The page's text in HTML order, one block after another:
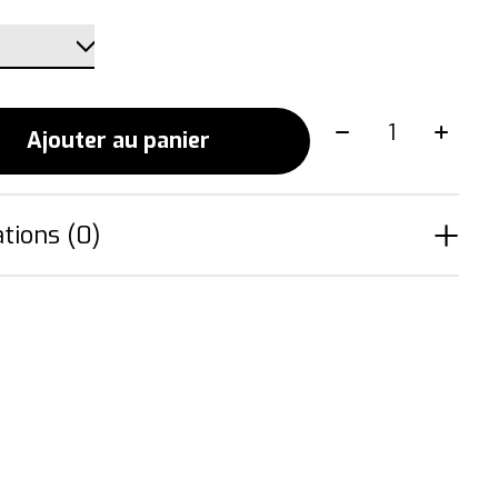
Ajouter au panier
Quantité:
(0)